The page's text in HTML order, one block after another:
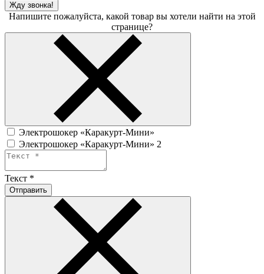
Жду звонка!
Напишите пожалуйста, какой товар вы хотели найти на этой
странице?
Электрошокер «Каракурт-Мини»
Электрошокер «Каракурт-Мини» 2
Текст *
Отправить